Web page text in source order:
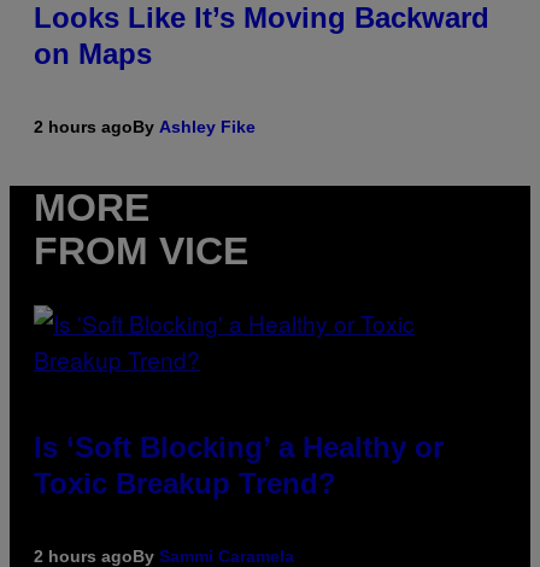
Looks Like It’s Moving Backward
on Maps
2 hours agoBy Ashley Fike
MORE
FROM VICE
Is ‘Soft Blocking’ a Healthy or
Toxic Breakup Trend?
2 hours agoBy Sammi Caramela